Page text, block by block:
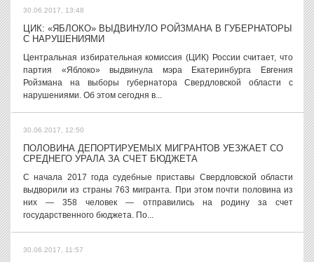
30.06.2017, 13:48
ЦИК: «ЯБЛОКО» ВЫДВИНУЛО РОЙЗМАНА В ГУБЕРНАТОРЫ
С НАРУШЕНИЯМИ
Центральная избирательная комиссия (ЦИК) России считает, что
партия «Яблоко» выдвинула мэра Екатеринбурга Евгения
Ройзмана на выборы губернатора Свердловской области с
нарушениями. Об этом сегодня в...
30.06.2017, 12:50
ПОЛОВИНА ДЕПОРТИРУЕМЫХ МИГРАНТОВ УЕЗЖАЕТ СО
СРЕДНЕГО УРАЛА ЗА СЧЕТ БЮДЖЕТА
С начала 2017 года судебные приставы Свердловской области
выдворили из страны 763 мигранта. При этом почти половина из
них — 358 человек — отправились на родину за счет
государственного бюджета. По...
30.06.2017, 11:57